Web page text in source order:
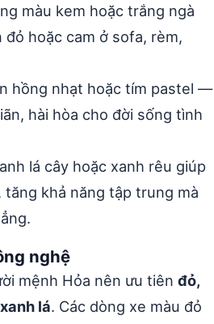
màu kem hoặc trắng ngà
hoặc cam ở sofa, rèm,
hồng nhạt hoặc tím pastel —
hài hòa cho đời sống tình
lá cây hoặc xanh rêu giúp
tăng khả năng tập trung mà
nghệ
mệnh Hỏa nên ưu tiên đỏ,
lá. Các dòng xe màu đỏ